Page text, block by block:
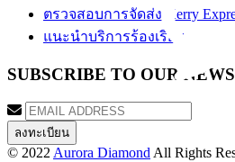
ตรวจสอบการจัดส่ง Kerry
แนะนำบริการร้องเรียน
SUBSCRIBE TO OUR
© 2022 Aurora Diamond All Rights